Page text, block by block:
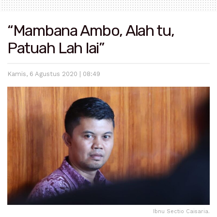
“Mambana Ambo, Alah tu,
Patuah Lah lai”
Kamis, 6 Agustus 2020 | 08:49
Ibnu Sectio Caisaria.